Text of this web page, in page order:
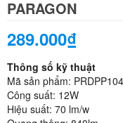
PARAGON
289.000₫
Thông số kỹ thuật
Mã sản phẩm:
Công suất: 12W
Hiệu suất: 70 lm/w